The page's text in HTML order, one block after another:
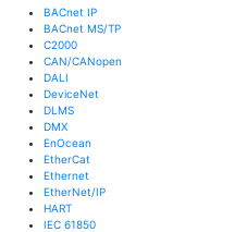
BACnet IP
BACnet MS/TP
C2000
CAN/CANopen
DALI
DeviceNet
DLMS
DMX
EnOcean
EtherCat
Ethernet
EtherNet/IP
HART
IEC 61850